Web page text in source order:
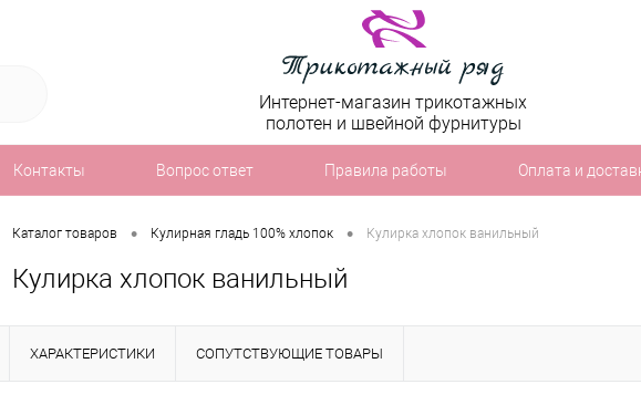
Интернет-магазин трикотажных
полотен и швейной фурнитуры
Контакты Вопрос ответ Правила работы Оплата и
Каталог товаров • Кулирная гладь 100% хлопок • Кулирка хлопок ванильный
Кулирка хлопок ванильный
ХАРАКТЕРИСТИКИ СОПУТСТВУЮЩИЕ ТОВАРЫ